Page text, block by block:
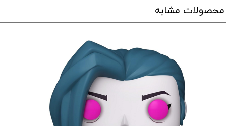
محصولات مشابه